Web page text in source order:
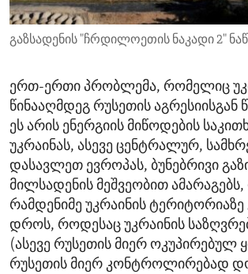
ENVIRONMENT AND HEALTH
IDEALS AND INSTITUTIONS
გაზსადენის "ჩრდილოეთის ნაკადი 2"
ერთ-ერთი პრობლემა, რომელიც
წინააღმდეგ რუსეთის აგრესიისგან
ეს არის ენერგიის მიწოდების
უკრაინას, ასევე ცენტრალურ,
დასავლეთ ევროპას, ბუნებრივი
მილსადენის მეშვეობით
რამდენიმე უკრაინის ტერიტორიაზე
დროს, როდესაც უკრაინის
(ასევე რუსეთის მიერ ოკუპირებულ
რუსეთის მიერ კონტროლირებად